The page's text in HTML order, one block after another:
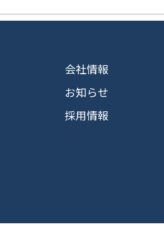
会社情報
お知らせ
採用情報